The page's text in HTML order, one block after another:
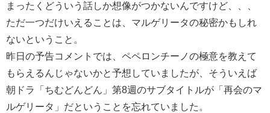
まったくどういう話しか想像がつかないんですけど、、、
ただ一つだけいえることは、マルゲリータの秘密かもしれ
ないということ。
昨日の予告コメントでは、ペペロンチーノの極意を教えて
もらえるんじゃないかと予想していましたが、そういえば
朝ドラ「ちむどんどん」第8週のサブタイトルが「再会のマ
ルゲリータ」だということを忘れていました。